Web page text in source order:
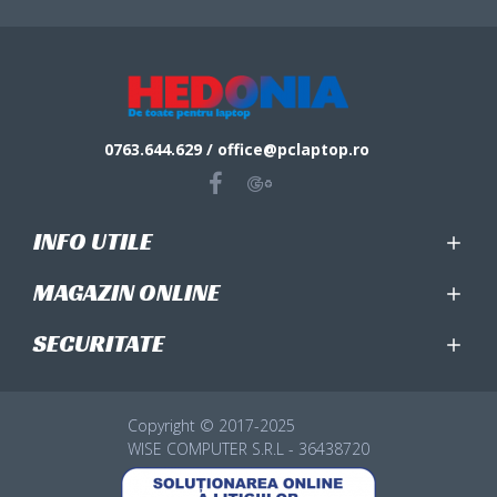
0763.644.629 / office@pclaptop.ro
INFO UTILE
MAGAZIN ONLINE
SECURITATE
Copyright © 2017-2025
WISE COMPUTER S.R.L - 36438720